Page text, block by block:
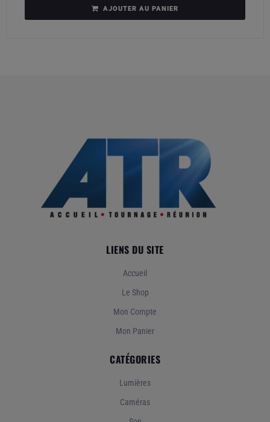
AJOUTER AU PANIER
LIENS DU SITE
Accueil
Le Shop
Mon Compte
Mon Panier
CATÉGORIES
Lumières
Caméras